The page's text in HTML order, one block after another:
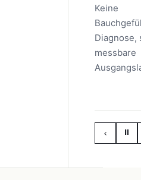
Keine
Diagnose,
messbare
‹ ⏸